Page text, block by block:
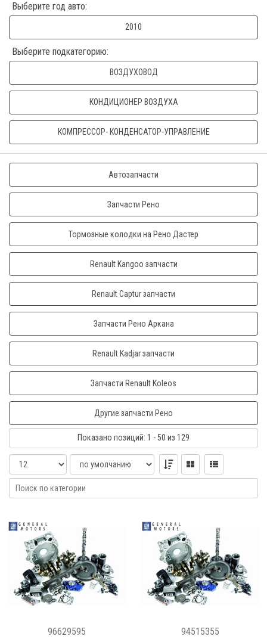
Выберите год авто:
2010
Выберите подкатегорию:
ВОЗДУХОВОД
КОНДИЦИОНЕР ВОЗДУХА
КОМПРЕССОР- КОНДЕНСАТОР-УПРАВЛЕНИЕ
Автозапчасти
Запчасти Рено
Тормозные колодки на Рено Дастер
Renault Kangoo запчасти
Renault Captur запчасти
Запчасти Рено Аркана
Renault Kadjar запчасти
Запчасти Renault Koleos
Другие запчасти Рено
Показано позиций: 1 - 50 из 129
96629595 94515355